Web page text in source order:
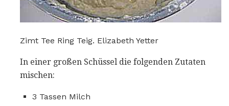
Zimt Tee Ring Teig. Elizabeth Yetter
In einer großen Schüssel die folgenden Zutaten
mischen:
3 Tassen Milch